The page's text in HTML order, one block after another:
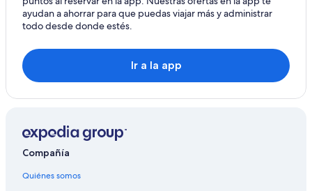
ayudan a ahorrar para que puedas viajar más y administrar
todo desde donde estés.
Ir a la app
Compañía
Quiénes somos